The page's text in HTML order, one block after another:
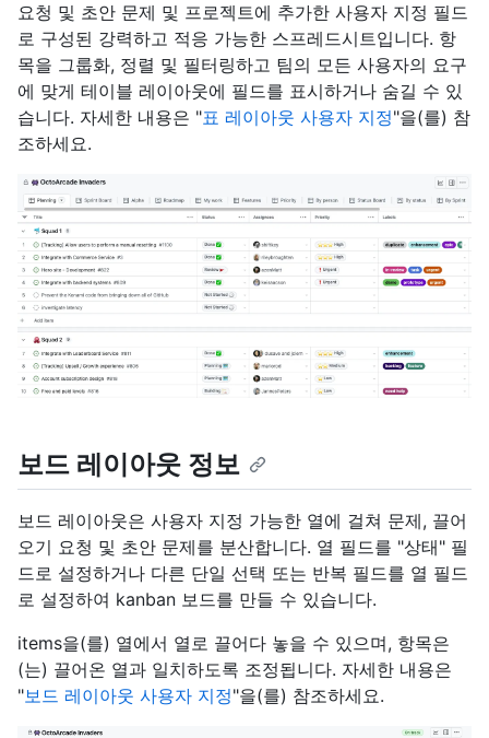
요청 및 초안 문제 및 프로젝트에 추가한 사용자 지정 필드
로 구성된 강력하고 적응 가능한 스프레드시트입니다. 항
목을 그룹화, 정렬 및 필터링하고 팀의 모든 사용자의 요구
에 맞게 테이블 레이아웃에 필드를 표시하거나 숨길 수 있
습니다. 자세한 내용은 "표 레이아웃 사용자 지정"을(를) 참
조하세요.
보드 레이아웃 정보
보드 레이아웃은 사용자 지정 가능한 열에 걸쳐 문제, 끌어
오기 요청 및 초안 문제를 분산합니다. 열 필드를 "상태" 필
드로 설정하거나 다른 단일 선택 또는 반복 필드를 열 필드
로 설정하여 kanban 보드를 만들 수 있습니다.
items을(를) 열에서 열로 끌어다 놓을 수 있으며, 항목은
(는) 끌어온 열과 일치하도록 조정됩니다. 자세한 내용은
"보드 레이아웃 사용자 지정"을(를) 참조하세요.